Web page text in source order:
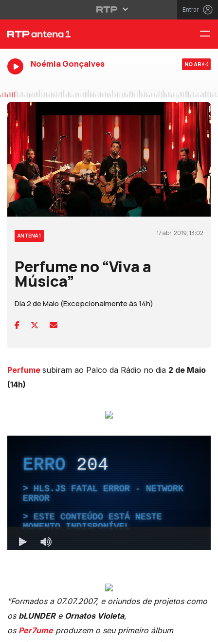
Entrar
Noémia Gonçalves NO AR
ANTENA 1 17 abr, 2019, 13:02
Perfume no “Viva a
Música”
Dia 2 de Maio (Excepcionalmente às 14h)
Perfume subiram ao Palco da Rádio no dia 2 de Maio
(14h)
"Formados a 07.07.2007, e oriundos de projetos como
os bLUNDERe Ornatos Violeta,
os Per7umeproduzem o seu primeiro álbum